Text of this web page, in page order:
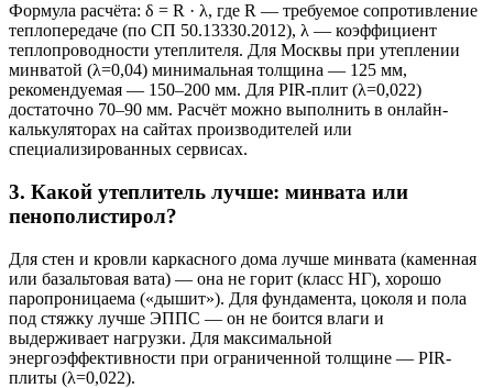
Формула расчёта: δ = R · λ, где R — требуемое сопротивление
теплопередаче (по СП 50.13330.2012), λ — коэффициент
теплопроводности утеплителя. Для Москвы при утеплении
минватой (λ=0,04) минимальная толщина — 125 мм,
рекомендуемая — 150–200 мм. Для PIR-плит (λ=0,022)
достаточно 70–90 мм. Расчёт можно выполнить в онлайн-
калькуляторах на сайтах производителей или
специализированных сервисах.
3. Какой утеплитель лучше: минвата или
пенополистирол?
Для стен и кровли каркасного дома лучше минвата (каменная
или базальтовая вата) — она не горит (класс НГ), хорошо
паропроницаема («дышит»). Для фундамента, цоколя и пола
под стяжку лучше ЭППС — он не боится влаги и
выдерживает нагрузки. Для максимальной
энергоэффективности при ограниченной толщине — PIR-
плиты (λ=0,022).